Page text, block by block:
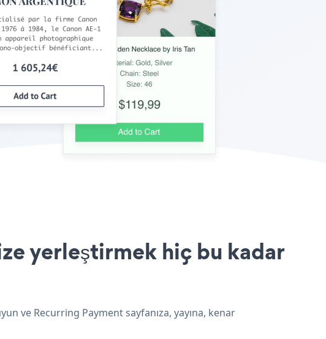
yerleştirmek hiç bu kadar
ve Recurring Payment sayfanıza, yayına, kenar